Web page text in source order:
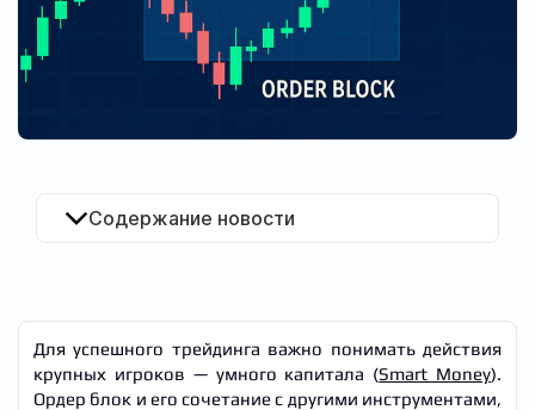
Содержание новости
Для успешного трейдинга важно понимать действия
крупных игроков — умного капитала (Smart Money).
Ордер блок и его сочетание с другими инструментами,